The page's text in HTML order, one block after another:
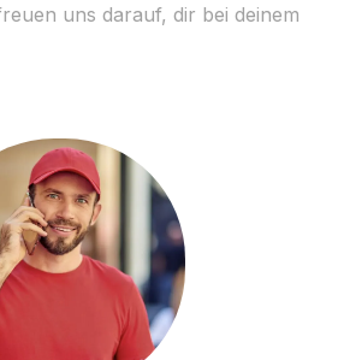
uns darauf, dir bei deinem